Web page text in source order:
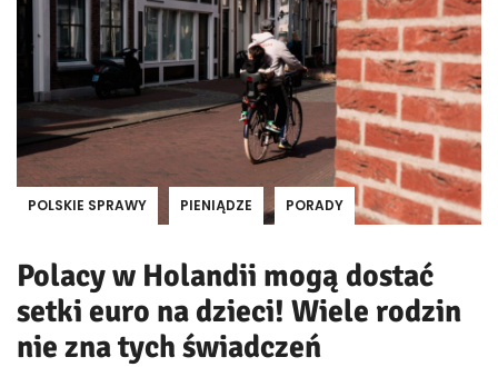
POLSKIE SPRAWY PIENIĄDZE PORADY
Polacy w Holandii mogą dostać
setki euro na dzieci! Wiele rodzin
nie zna tych świadczeń